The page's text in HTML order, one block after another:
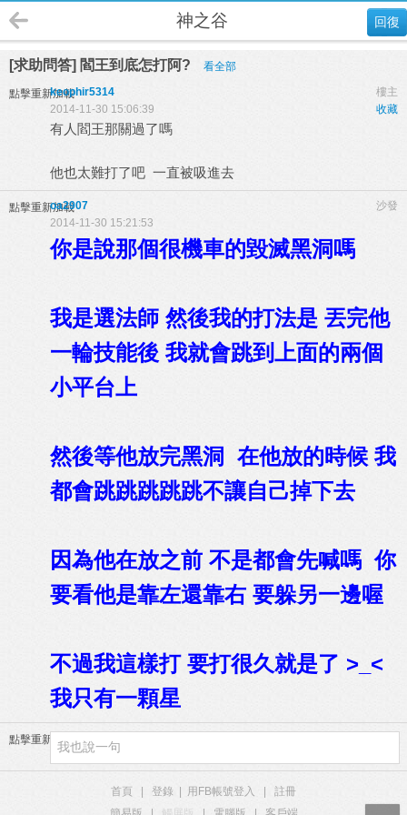
回復
神之谷
[求助問答] 閻王到底怎打阿? 看全部
點擊重新加載 樓主
keophir5314
收藏
2014-11-30 15:06:39
有人閻王那關過了嗎
他也太難打了吧 一直被吸進去
點擊重新加載 沙發
oa2907
2014-11-30 15:21:53
你是說那個很機車的毀滅黑洞嗎
我是選法師 然後我的打法是 丟完他
一輪技能後 我就會跳到上面的兩個
小平台上
然後等他放完黑洞 在他放的時候 我
都會跳跳跳跳跳不讓自己掉下去
因為他在放之前 不是都會先喊嗎 你
要看他是靠左還靠右 要躲另一邊喔
不過我這樣打 要打很久就是了 >_<
我只有一顆星
點擊重新加載
首頁 登錄 用FB帳號登入
註冊